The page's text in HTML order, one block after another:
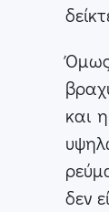
και
δεν